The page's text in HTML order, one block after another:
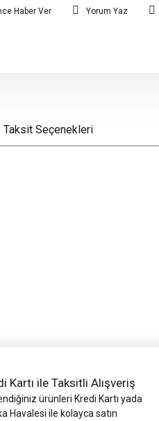
Haber Ver Yorum Yaz
Taksit Seçenekleri
Kartı ile Taksitli Alışveriş
ürünleri Kredi Kartı yada
Havalesi ile kolayca satın